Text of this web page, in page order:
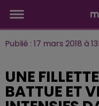
Publié : 17 mars 2018 à
UNE
BATTUE ET